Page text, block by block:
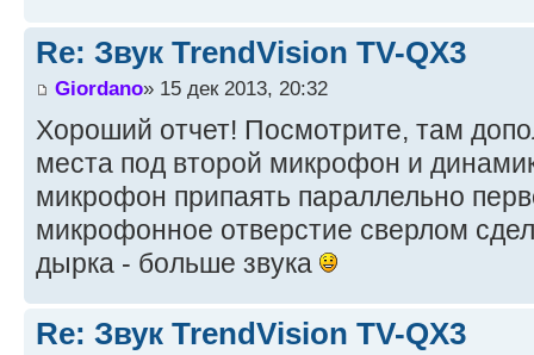
Re: Звук TrendVision TV-QX3
Giordano» 15 дек 2013, 20:32
Хороший отчет! Посмотрите, там
места под второй микрофон и
микрофон припаять параллельно
микрофонное отверстие сверлом
дырка - больше звука
Re: Звук TrendVision TV-QX3